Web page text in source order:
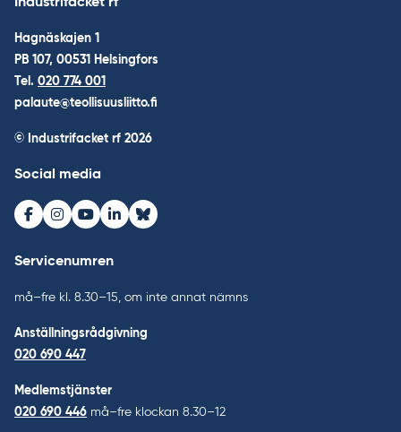
Hagnäskajen 1
PB 107, 00531 Helsingfors
Tel. 020 774 001
palaute@teollisuusliitto.fi
© Industrifacket rf 2026
Social media
Facebook
Instagram
Youtube
LinkedInBluesky
Servicenumren
må–fre kl. 8.30–15, om inte annat nämns
Anställningsrådgivning
020 690 447
Medlemstjänster
020 690 446 må–fre klockan 8.30–12